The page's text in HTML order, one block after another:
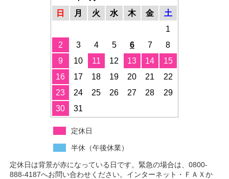
日
月 火 水 木 金
土
1
2
3 4 5 6 7
8
9
10 11 12 13 14
15
16
17 18 19 20 21
22
23
24 25 26 27 28
29
30
31
定休日
半休（午後休業）
定休日は背景が赤になっている日です。緊急の場合は、0800-
888-4187へお問い合わせください。インターネット・ＦＡＸか